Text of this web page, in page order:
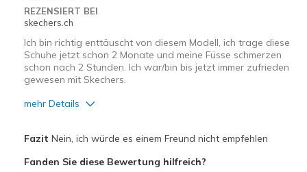
REZENSIERT BEI
skechers.ch
Ich bin richtig enttäuscht von diesem Modell, ich trage diese
Schuhe jetzt schon 2 Monate und meine Füsse schmerzen
schon nach 2 Stunden. Ich war/bin bis jetzt immer zufrieden
gewesen mit Skechers.
mehr Details
Fazit Nein, ich würde es einem Freund nicht empfehlen
Fanden Sie diese Bewertung hilfreich?